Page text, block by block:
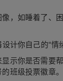
，如睡着了、
计你自己的“情
示你是否需要
班级投票徽章。